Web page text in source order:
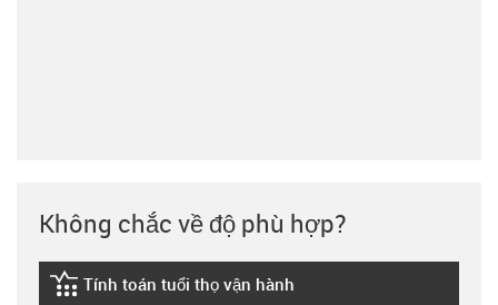
Không chắc về độ phù hợp?
igus-icon-lebensdauerrechner
Tính toán tuổi thọ vận hành